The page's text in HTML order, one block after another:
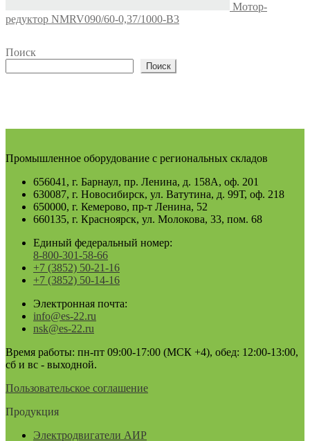
Мотор-
редуктор NMRV090/60-0,37/1000-B3
Поиск
Поиск
Промышленное оборудование с региональных складов
656041, г. Барнаул, пр. Ленина, д. 158А, оф. 201
630087, г. Новосибирск, ул. Ватутина, д. 99Т, оф. 218
650000, г. Кемерово, пр-т Ленина, 52
660135, г. Красноярск, ул. Молокова, 33, пом. 68
Единый федеральный номер:
8-800-301-58-66
+7 (3852) 50-21-16
+7 (3852) 50-14-16
Электронная почта:
info@es-22.ru
nsk@es-22.ru
Время работы: пн-пт 09:00-17:00 (МСК +4), обед: 12:00-13:00,
сб и вс - выходной.
Пользовательское соглашение
Продукция
Электродвигатели АИР